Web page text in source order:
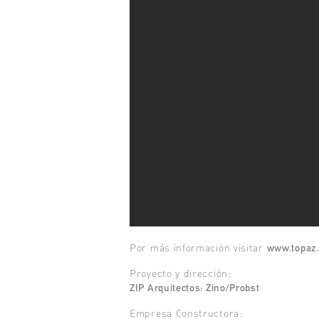
Por más información visitar
Proyecto y dirección:
ZIP Arquitectos: Zino/Probst
Empresa Constructora: